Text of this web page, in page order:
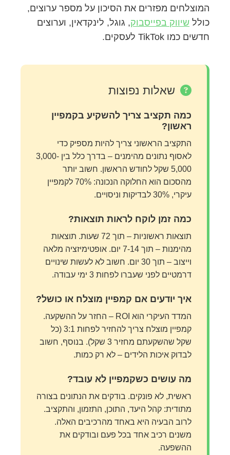
המוצלחים מפזרים את הסיכון על מספר ערוצים,
כולל שיווק בפייסבוק, גוגל, לינקדאין, וערוצים
חדשים כמו TikTok לעסקים.
שאלות נפוצות
כמה תקציב צריך להשקיע בקמפיין
ראשון?
התקציב הראשוני צריך להיות מספיק כדי
לאסוף נתונים מהימנים – בדרך כלל בין 3,000-
5,000 שקל לחודש הראשון. חשוב יותר
מהסכום הוא החלוקה הנכונה: 70% לקמפיין
עיקרי, 30% לבדיקות וניסויים.
כמה זמן לוקח לראות תוצאות?
תוצאות ראשוניות – תוך 72 שעות. תוצאות
מהימנות – תוך 7-14 יום. אופטימיזציה מלאה
וייצוב – תוך 30 יום. חשוב לא לעשות שינויים
דרמטיים לפני שעברו לפחות 3 ימי עבודה.
איך יודעים אם קמפיין מוצלח או כושל?
המדד העיקרי הוא ROI – החזר על ההשקעה.
קמפיין מוצלח צריך להחזיר לפחות 3:1 (כל
שקל שהשקעתם מחזיר 3 שקל). בנוסף, חשוב
לבדוק איכות הלידים – לא רק כמות.
מה עושים כשקמפיין לא עובד?
ראשית, לא פונקים. בודקים את הנתונים בצורה
מתודית: קהל היעד, התוכן, התזמון, והתקציב.
לרוב הבעיה היא באחד מהרכיבים האלה.
משנים רכיב אחד בכל פעם ובודקים את
ההשפעה.